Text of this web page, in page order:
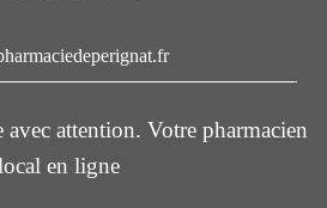
attention. Votre pharmacien
en ligne